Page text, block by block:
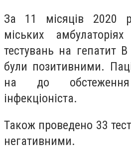
За 11 місяців 2020
міських
тестувань на гепатит
були позитивними.
на до
інфекціоніста.
Також проведено 33
негативними.